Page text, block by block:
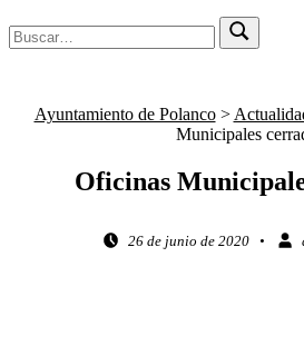
Búsqueda
para:
Ayuntamiento de Polanco>
Municipales
Oficinas
Posted on:
26 de junio de 2020